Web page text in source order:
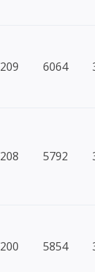
6064
5792
5854